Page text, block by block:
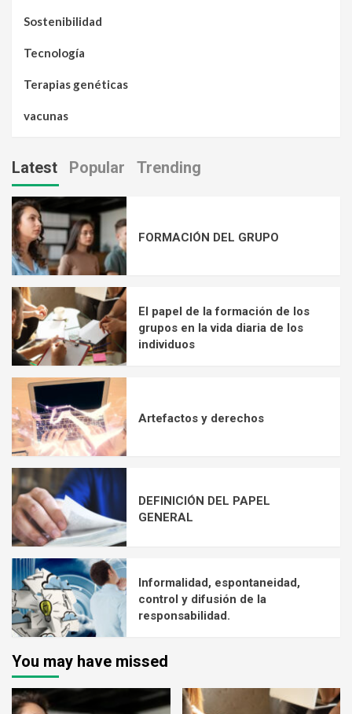
Sostenibilidad
Tecnología
Terapias genéticas
vacunas
Latest Popular Trending
FORMACIÓN DEL GRUPO
El papel de la formación de los
grupos en la vida diaria de los
individuos
Artefactos y derechos
DEFINICIÓN DEL PAPEL
GENERAL
Informalidad, espontaneidad,
control y difusión de la
responsabilidad.
You may have missed